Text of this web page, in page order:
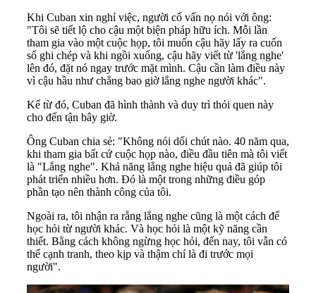
Khi Cuban xin nghỉ việc, người cố vấn nọ nói với ông:
"Tôi sẽ tiết lộ cho cậu một biện pháp hữu ích. Mỗi lần
tham gia vào một cuộc họp, tôi muốn cậu hãy lấy ra cuốn
sổ ghi chép và khi ngồi xuống, cậu hãy viết từ 'lắng nghe'
lên đó, đặt nó ngay trước mặt mình. Cậu cần làm điều này
vì cậu hầu như chẳng bao giờ lắng nghe người khác".
Kể từ đó, Cuban đã hình thành và duy trì thói quen này
cho đến tận bây giờ.
Ông Cuban chia sẻ: "Không nói dối chút nào. 40 năm qua,
khi tham gia bất cứ cuộc họp nào, điều đầu tiên mà tôi viết
là "Lắng nghe". Khả năng lắng nghe hiệu quả đã giúp tôi
phát triển nhiều hơn. Đó là một trong những điều góp
phần tạo nên thành công của tôi.
Ngoài ra, tôi nhận ra rằng lắng nghe cũng là một cách để
học hỏi từ người khác. Và học hỏi là một kỹ năng cần
thiết. Bằng cách không ngừng học hỏi, đến nay, tôi vẫn có
thể cạnh tranh, theo kịp và thậm chí là đi trước mọi
người".